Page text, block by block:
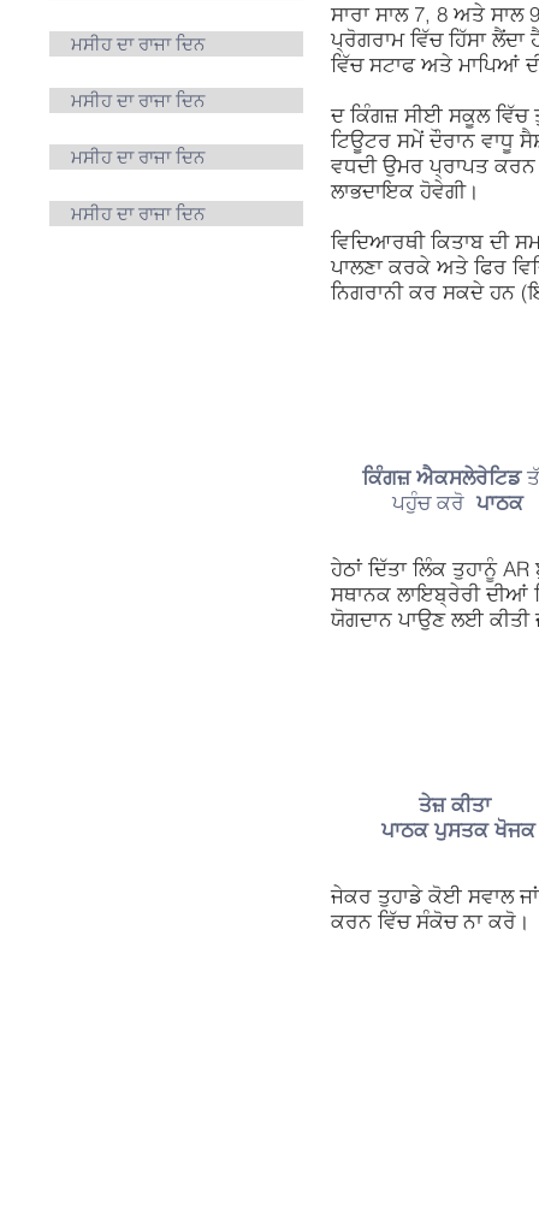
ਮਸੀਹ ਦਾ ਰਾਜਾ ਦਿਨ
ਮਸੀਹ ਦਾ ਰਾਜਾ ਦਿਨ
ਮਸੀਹ ਦਾ ਰਾਜਾ ਦਿਨ
ਮਸੀਹ ਦਾ ਰਾਜਾ ਦਿਨ
ਸਾਰਾ ਸਾਲ 7, 8 ਅਤੇ
ਪ੍ਰੋਗਰਾਮ ਵਿੱਚ ਹਿੱਸਾ
ਵਿੱਚ ਸਟਾਫ ਅਤੇ ਮਾਪਿਆਂ
ਦ ਕਿੰਗਜ਼ ਸੀਈ ਸਕੂਲ ਵਿੱਚ
ਟਿਊਟਰ ਸਮੇਂ ਦੌਰਾਨ ਵਾਧੂ
ਵਧਦੀ ਉਮਰ ਪ੍ਰਾਪਤ
ਲਾਭਦਾਇਕ ਹੋਵੇਗੀ।
ਵਿਦਿਆਰਥੀ ਕਿਤਾਬ ਦੀ
ਪਾਲਣਾ ਕਰਕੇ ਅਤੇ ਫਿਰ
ਨਿਗਰਾਨੀ ਕਰ ਸਕਦੇ ਹਨ
ਕਿੰਗਜ਼ ਐਕਸਲੇਰੇਟਿਡ
ਪਹੁੰਚ ਕਰੋਪਾਠਕ
ਹੇਠਾਂ ਦਿੱਤਾ ਲਿੰਕ ਤੁਹਾਨੂੰ
ਸਥਾਨਕ ਲਾਇਬ੍ਰੇਰੀ ਦੀਆਂ
ਯੋਗਦਾਨ ਪਾਉਣ ਲਈ ਕੀਤੀ
ਤੇਜ਼ ਕੀਤਾ
ਪਾਠਕ ਪੁਸਤਕ ਖੋਜਕ
ਜੇਕਰ ਤੁਹਾਡੇ ਕੋਈ ਸਵਾਲ
ਕਰਨ ਵਿੱਚ ਸੰਕੋਚ ਨਾ ਕਰੋ।